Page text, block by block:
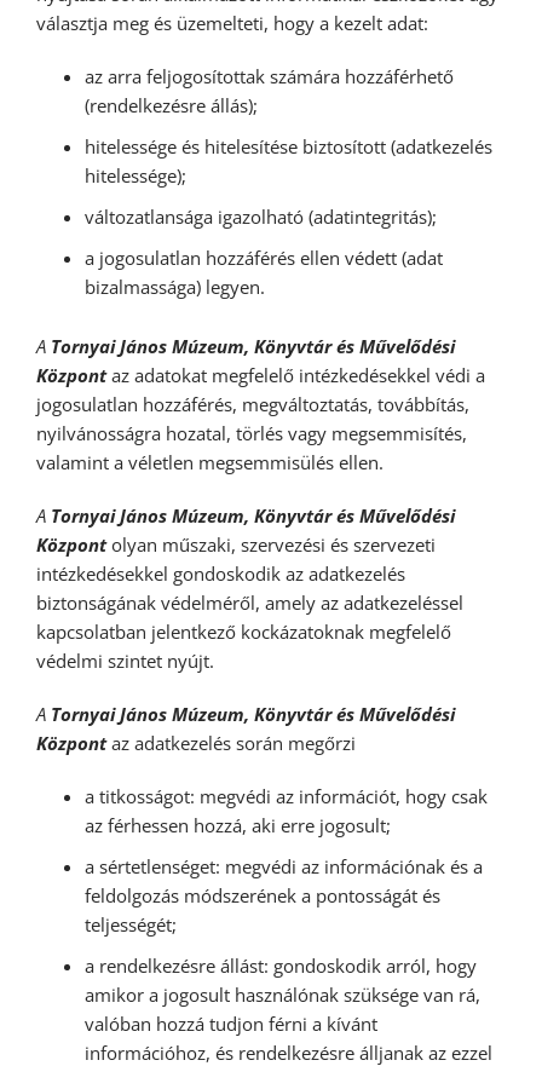
választja meg és üzemelteti, hogy a kezelt adat:
az arra feljogosítottak számára hozzáférhető
(rendelkezésre állás);
hitelessége és hitelesítése biztosított (adatkezelés
hitelessége);
változatlansága igazolható (adatintegritás);
a jogosulatlan hozzáférés ellen védett (adat
bizalmassága) legyen.
A Tornyai János Múzeum, Könyvtár és Művelődési
Központaz adatokat megfelelő intézkedésekkel védi a
jogosulatlan hozzáférés, megváltoztatás, továbbítás,
nyilvánosságra hozatal, törlés vagy megsemmisítés,
valamint a véletlen megsemmisülés ellen.
A Tornyai János Múzeum, Könyvtár és Művelődési
Központolyan műszaki, szervezési és szervezeti
intézkedésekkel gondoskodik az adatkezelés
biztonságának védelméről, amely az adatkezeléssel
kapcsolatban jelentkező kockázatoknak megfelelő
védelmi szintet nyújt.
A Tornyai János Múzeum, Könyvtár és Művelődési
Központaz adatkezelés során megőrzi
a titkosságot: megvédi az információt, hogy csak
az férhessen hozzá, aki erre jogosult;
a sértetlenséget: megvédi az információnak és a
feldolgozás módszerének a pontosságát és
teljességét;
a rendelkezésre állást: gondoskodik arról, hogy
amikor a jogosult használónak szüksége van rá,
valóban hozzá tudjon férni a kívánt
információhoz, és rendelkezésre álljanak az ezzel